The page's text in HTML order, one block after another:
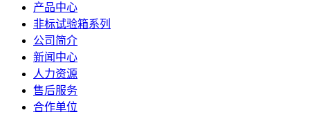
产品中心
非标试验箱系列
公司简介
新闻中心
人力资源
售后服务
合作单位